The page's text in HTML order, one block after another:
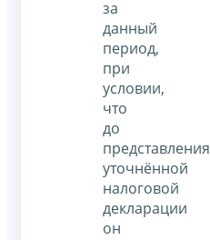
за
данный
период,
при
условии,
что
до
представления
уточнённой
налоговой
декларации
он